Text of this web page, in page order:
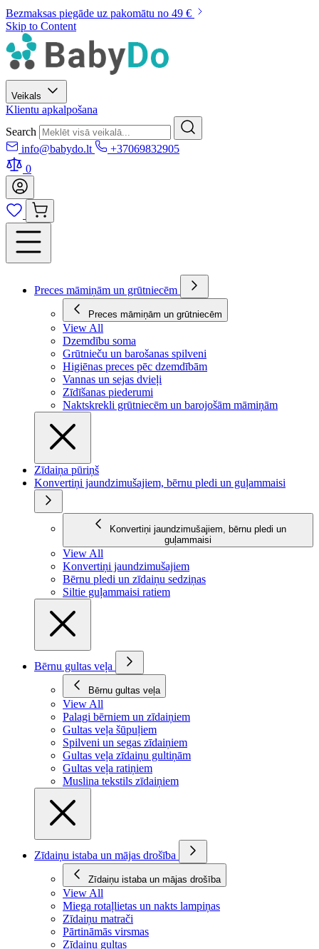
Bezmaksas piegāde uz pakomātu no 49 €
Skip to Content
Veikals
Klientu apkalpošana
Search
info@babydo.lt
+37069832905
0
Preces māmiņām un grūtniecēm
Preces māmiņām un grūtniecēm
View All
Dzemdību soma
Grūtnieču un barošanas spilveni
Higiēnas preces pēc dzemdībām
Vannas un sejas dvieļi
Zīdīšanas piederumi
Naktskrekli grūtniecēm un barojošām māmiņām
Zīdaiņa pūriņš
Konvertiņi jaundzimušajiem, bērnu pledi un guļammaisi
Konvertiņi jaundzimušajiem, bērnu pledi un
guļammaisi
View All
Konvertiņi jaundzimušajiem
Bērnu pledi un zīdaiņu sedziņas
Siltie guļammaisi ratiem
Bērnu gultas veļa
Bērnu gultas veļa
View All
Palagi bērniem un zīdaiņiem
Gultas veļa šūpuļiem
Spilveni un segas zīdaiņiem
Gultas veļa zīdaiņu gultiņām
Gultas veļa ratiņiem
Muslina tekstils zīdaiņiem
Zīdaiņu istaba un mājas drošība
Zīdaiņu istaba un mājas drošība
View All
Miega rotaļlietas un nakts lampiņas
Zīdaiņu matrači
Pārtināmās virsmas
Zīdaiņu gultas